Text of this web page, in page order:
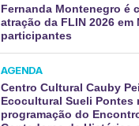
Fernanda Montenegro é
atração da FLIN 2026
participantes
AGENDA
Centro Cultural Cauby
Ecocultural Sueli Pontes
programação do